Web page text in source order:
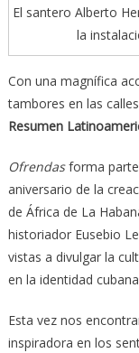
El santero Alberto
la
Con una magnífica
tambores en las
Resumen
Ofrendasforma parte
aniversario de la
de África de La
historiador Eusebio
vistas a divulgar la
en la identidad
Esta vez nos
inspiradora en los